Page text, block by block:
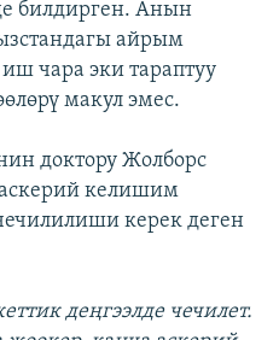
билдирген. Анын
айрым
чара эки тараптуу
макул эмес.
доктору Жолборс
келишим
керек деген
деңгээлде чечилет.